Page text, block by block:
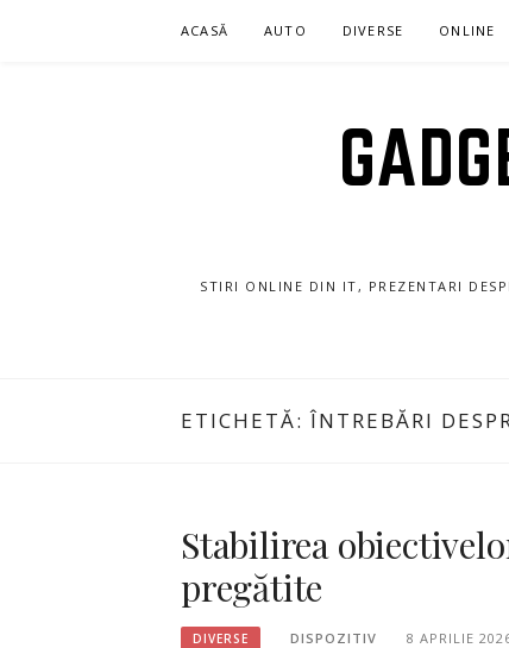
ACASĂ AUTO DIVERSE ONLINE
STIRI ONLINE DIN IT, PREZENTARI
ETICHETĂ:ÎNTREBĂRI
Stabilirea
pregătite
DIVERSE DISPOZITIV 8 APRILIE